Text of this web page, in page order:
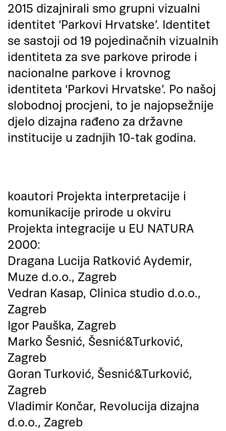
2015 dizajnirali smo grupni vizualni
identitet ‘Parkovi Hrvatske’. Identitet
se sastoji od 19 pojedinačnih vizualnih
identiteta za sve parkove prirode i
nacionalne parkove i krovnog
identiteta ‘Parkovi Hrvatske’. Po našoj
slobodnoj procjeni, to je najopsežnije
djelo dizajna rađeno za državne
institucije u zadnjih 10-tak godina.
koautori Projekta interpretacije i
komunikacije prirode u okviru
Projekta integracije u EU NATURA
2000:
Dragana Lucija Ratković Aydemir,
Muze d.o.o., Zagreb
Vedran Kasap, Clinica studio d.o.o.,
Zagreb
Igor Pauška, Zagreb
Marko Šesnić, Šesnić&Turković,
Zagreb
Goran Turković, Šesnić&Turković,
Zagreb
Vladimir Končar, Revolucija dizajna
d.o.o., Zagreb